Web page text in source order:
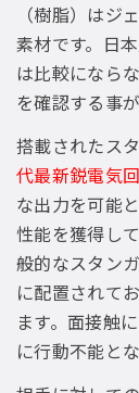
（樹脂）はジ
素材です。日
は比較になら
を確認する事
搭載されたス
代最新鋭電気
な出力を可能
性能を獲得し
般的なスタン
に配置されて
ます。面接触
に行動不能とな